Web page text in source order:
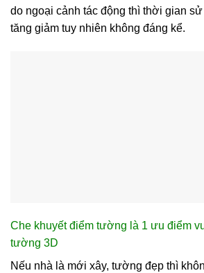
do ngoại cảnh tác động thì thời gian
tăng giảm tuy nhiên không đáng kể.
Che khuyết điểm tường là 1 ưu điểm
tường 3D
Nếu nhà là mới xây, tường đẹp thì